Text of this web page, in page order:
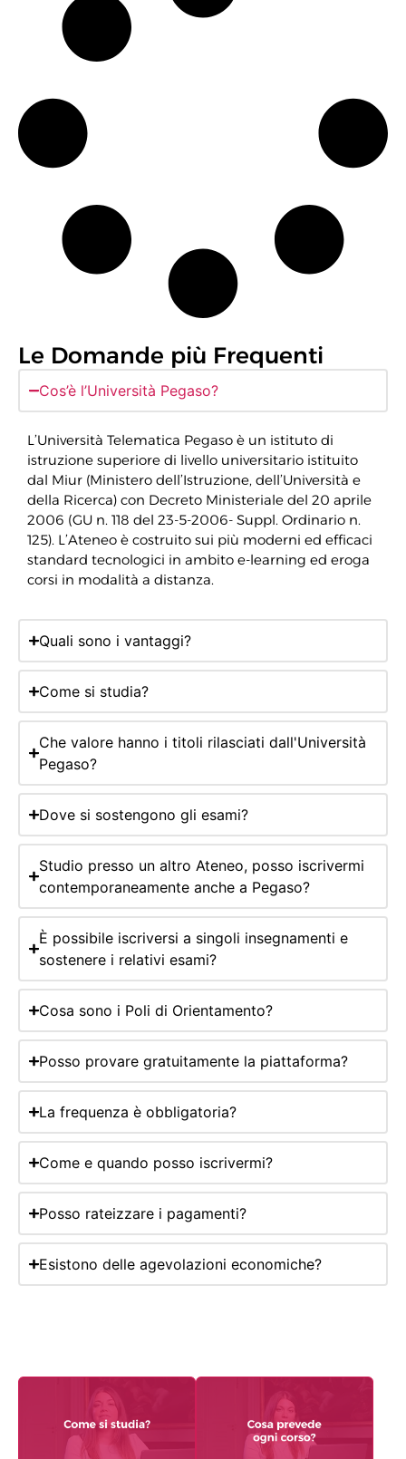
Le Domande più Frequenti
Cos’è l’Università Pegaso?
L’Università Telematica Pegaso è un istituto di
istruzione superiore di livello universitario istituito
dal Miur (Ministero dell’Istruzione, dell’Università e
della Ricerca) con Decreto Ministeriale del 20 aprile
2006 (GU n. 118 del 23-5-2006- Suppl. Ordinario n.
125). L’Ateneo è costruito sui più moderni ed efficaci
standard tecnologici in ambito e-learning ed eroga
corsi in modalità a distanza.
Quali sono i vantaggi?
Come si studia?
Che valore hanno i titoli rilasciati dall'Università
Pegaso?
Dove si sostengono gli esami?
Studio presso un altro Ateneo, posso iscrivermi
contemporaneamente anche a Pegaso?
È possibile iscriversi a singoli insegnamenti e
sostenere i relativi esami?
Cosa sono i Poli di Orientamento?
Posso provare gratuitamente la piattaforma?
La frequenza è obbligatoria?
Come e quando posso iscrivermi?
Posso rateizzare i pagamenti?
Esistono delle agevolazioni economiche?